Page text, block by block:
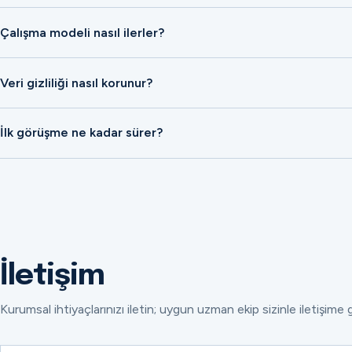
Çalışma modeli nasıl ilerler?
Veri gizliliği nasıl korunur?
İlk görüşme ne kadar sürer?
İletişim
Kurumsal ihtiyaçlarınızı iletin; uygun uzman ekip sizinle iletişime